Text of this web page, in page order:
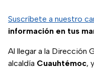
Suscríbete a nuestro
información en tus
Al llegar a la Dirección
alcaldía Cuauhtémoc,